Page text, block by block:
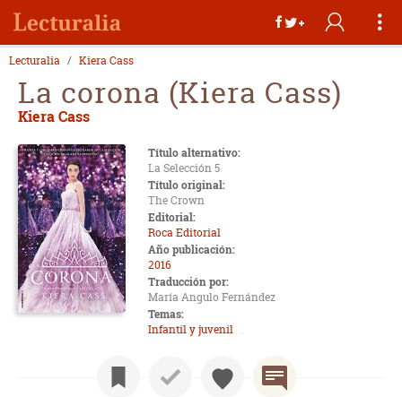
Lecturalia Kiera Cass
La corona (Kiera Cass)
Kiera Cass
Título alternativo:
La Selección 5
Título original:
The Crown
Editorial:
Roca Editorial
Año publicación:
2016
Traducción por:
María Angulo Fernández
Temas:
Infantil y juvenil